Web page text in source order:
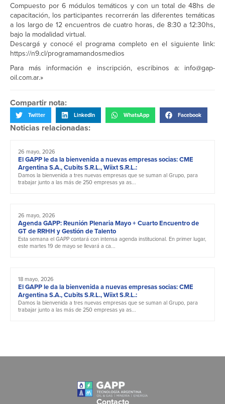
Compuesto por 6 módulos temáticos y con un total de 48hs de
capacitación, los participantes recorrerán las diferentes temáticas
a los largo de 12 encuentros de cuatro horas, de 8:30 a 12:30hs,
bajo la modalidad virtual.
Descargá y conocé el programa completo en el siguiente link:
https://n9.cl/programamandosmedios
Para más información e inscripción, escribinos a: info@gap-
oil.com.ar.»
Compartir nota:
Twitter LinkedIn WhatsApp Facebook
Noticias relacionadas:
26 mayo, 2026
El GAPP le da la bienvenida a nuevas empresas socias: CME
Argentina S.A., Cubits S.R.L., Wiixt S.R.L.:
Damos la bienvenida a tres nuevas empresas que se suman al Grupo, para
trabajar junto a las más de 250 empresas ya as...
26 mayo, 2026
Agenda GAPP: Reunión Plenaria Mayo + Cuarto Encuentro de
GT de RRHH y Gestión de Talento
Esta semana el GAPP contará con intensa agenda institucional. En primer lugar,
este martes 19 de mayo se llevará a ca...
18 mayo, 2026
El GAPP le da la bienvenida a nuevas empresas socias: CME
Argentina S.A., Cubits S.R.L., Wiixt S.R.L.:
Damos la bienvenida a tres nuevas empresas que se suman al Grupo, para
trabajar junto a las más de 250 empresas ya as...
Contacto